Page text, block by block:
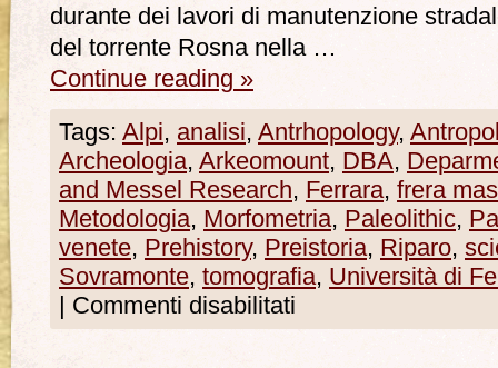
durante dei lavori di manutenzione
del torrente Rosna nella …
Continue reading »
Tags: Alpi, analisi, Antrhopology,
Archeologia, Arkeomount, DBA,
and Messel Research, Ferrara, frera
Metodologia, Morfometria, Paleolithic,
venete, Prehistory, Preistoria, Riparo,
Sovramonte, tomografia, Università di
Commenti disabilitati